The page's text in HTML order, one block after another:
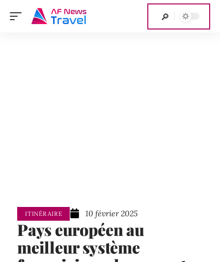
ITINÉRAIRE 10 février 2025
Pays européen au
meilleur système